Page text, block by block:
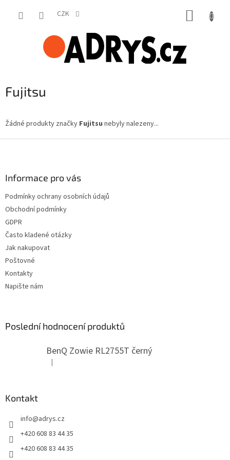
CZK
Fujitsu
Žádné produkty značky Fujitsu nebyly nalezeny...
Informace pro vás
Podmínky ochrany osobních údajů
Obchodní podmínky
GDPR
Často kladené otázky
Jak nakupovat
Poštovné
Kontakty
Napište nám
Poslední hodnocení produktů
BenQ Zowie RL2755T černý
Hodnocení produktu je 5 z 5 hvězdiček.
|
Kontakt
info@adrys.cz
+420 608 83 44 35
+420 608 83 44 35